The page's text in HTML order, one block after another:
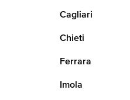
Cagliari
Chieti
Ferrara
Imola